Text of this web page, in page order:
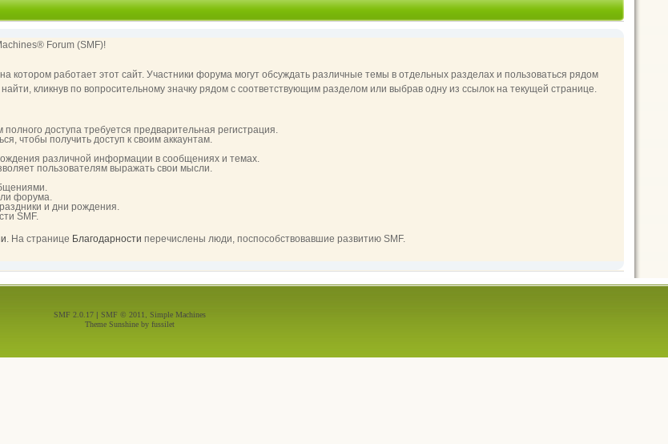
Forum (SMF)!
работает этот сайт. Участники форума могут обсуждать различные темы в отдельных разделах и пользоваться рядом
кликнув по вопросительному значку рядом с соответствующим разделом или выбрав одну из ссылок на текущей странице.
доступа требуется предварительная регистрация.
чтобы получить доступ к своим аккаунтам.
различной информации в сообщениях и темах.
пользователям выражать свои мысли.
форума.
и дни рождения.
SMF.
. На странице Благодарности перечислены люди, поспособствовавшие развитию SMF.
SMF 2.0.17 | SMF © 2011
Simple Machines
Theme Sunshine by fussilet